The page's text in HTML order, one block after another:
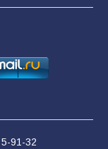
почему
— это
5-91-32